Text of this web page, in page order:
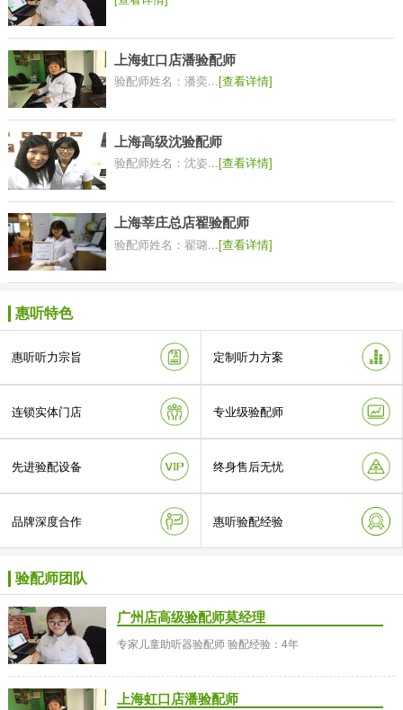
上海虹口店潘验配师
验配师姓名：潘奕...[查看详情]
上海高级沈验配师
验配师姓名：沈姿...[查看详情]
上海莘庄总店翟验配师
验配师姓名：翟璐...[查看详情]
惠听特色
惠听听力宗旨 定制听力方案
连锁实体门店 专业级验配师
先进验配设备 终身售后无忧
品牌深度合作 惠听验配经验
验配师团队
广州店高级验配师莫经理
专家儿童助听器验配师 验配经验：4年
上海虹口店潘验配师